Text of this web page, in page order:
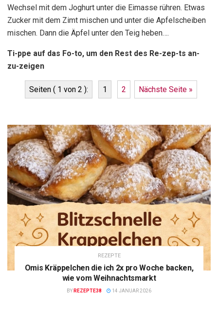
Wechsel mit dem Joghurt unter die Eimasse rühren. Etwas
Zucker mit dem Zimt mischen und unter die Apfelscheiben
mischen. Dann die Äpfel unter den Teig heben….
Ti-ppe auf das Fo-to, um den Rest des Re-zep-ts an-
zu-zeigen
Seiten ( 1 von 2 ): 1 2 Nächste Seite »
REZEPTE
Omis Kräppelchen die ich 2x pro Woche backen,
wie vom Weihnachtsmarkt
BY REZEPTE38 14 JANUAR 2026